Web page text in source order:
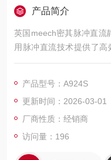
产品简介
英国meech密其脉冲直流
用脉冲直流技术提供了高
幅数字打印机上，且尺
产品型号：A924S
更新时间：2026-03-01
厂商性质：经销商
访问量：196